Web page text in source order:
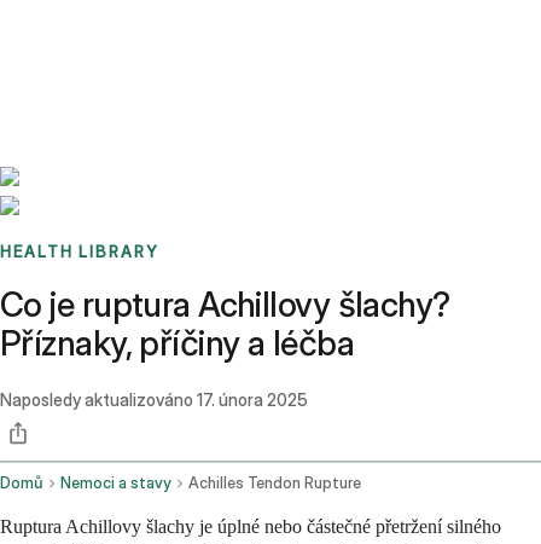
HEALTH LIBRARY
Co je ruptura Achillovy šlachy?
Příznaky, příčiny a léčba
Naposledy aktualizováno 17. února 2025
Domů Nemoci a stavy Achilles Tendon Rupture
Ruptura Achillovy šlachy je úplné nebo částečné přetržení silného